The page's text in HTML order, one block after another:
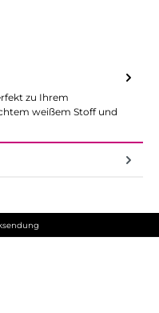
zu Ihrem
weißem Stoff und